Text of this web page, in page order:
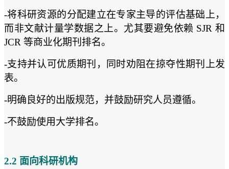
-将科研资源的分配建立在专家主导的评估基础上，
而非文献计量学数据之上。尤其要避免依赖 SJR 和
JCR 等商业化期刊排名。
-支持并认可优质期刊，同时劝阻在掠夺性期刊上发
表。
-明确良好的出版规范，并鼓励研究人员遵循。
-不鼓励使用大学排名。
2.2 面向科研机构